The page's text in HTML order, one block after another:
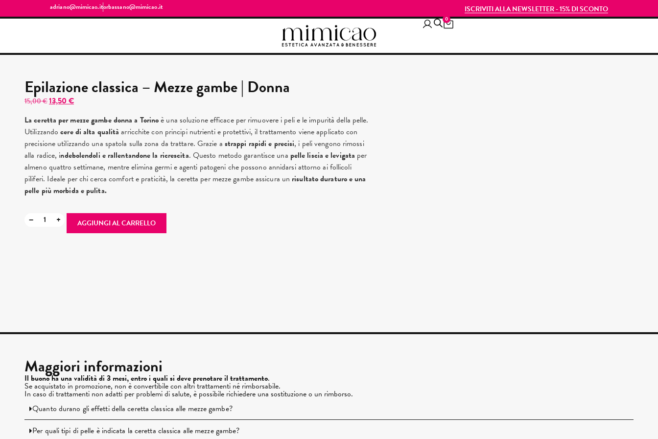
adriano@mimicao.itorbassano@mimicao.it ISCRIVITI ALLA NEWSLETTER - 15% DI SCONTO
0
Epilazione classica – Mezze gambe | Donna
15,00€13,50€
La ceretta per mezze gambe donna a Torinoè una soluzione efficace per rimuovere i peli e le impurità della pelle.
Utilizzandocere di alta qualità arricchite con principi nutrienti e protettivi, il trattamento viene applicato con
precisione utilizzando una spatola sulla zona da trattare. Grazie a strappi rapidi e precisi, i peli vengono rimossi
alla radice, indebolendoli e rallentandone la ricrescita. Questo metodo garantisce una pelle liscia e levigata per
almeno quattro settimane, mentre elimina germi e agenti patogeni che possono annidarsi attorno ai follicoli
piliferi. Ideale per chi cerca comfort e praticità, la ceretta per mezze gambe assicura un risultato duraturo e una
pelle più morbida e pulita.
− + AGGIUNGI AL CARRELLO
Maggiori informazioni
Il buono ha una validità di 3 mesi, entro i quali si deve prenotare il trattamento.
Se acquistato in promozione, non è convertibile con altri trattamenti né rimborsabile.
In caso di trattamenti non adatti per problemi di salute, è possibile richiedere una sostituzione o un rimborso.
Quanto durano gli effetti della ceretta classica alle mezze gambe?
Per quali tipi di pelle è indicata la ceretta classica alle mezze gambe?